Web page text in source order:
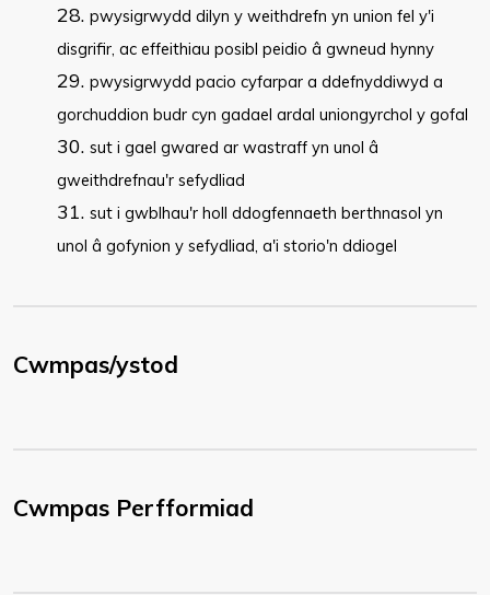
pwysigrwydd dilyn y weithdrefn yn union fel y'i
disgrifir, ac effeithiau posibl peidio â gwneud hynny
pwysigrwydd pacio cyfarpar a ddefnyddiwyd a
gorchuddion budr cyn gadael ardal uniongyrchol y gofal
sut i gael gwared ar wastraff yn unol â
gweithdrefnau'r sefydliad
sut i gwblhau'r holl ddogfennaeth berthnasol yn
unol â gofynion y sefydliad, a'i storio'n ddiogel
Cwmpas/ystod
Cwmpas Perfformiad